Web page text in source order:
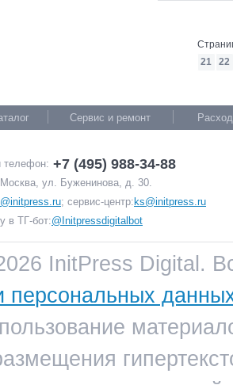
21
22
Сервис и ремонт
телефон: +7 (495) 988-34-88
ул. Буженинова, д. 30.
; сервис-центр: ks@initpress.ru
в ТГ-бот:@Initpressdigitalbot
InitPress Digital.
персональных